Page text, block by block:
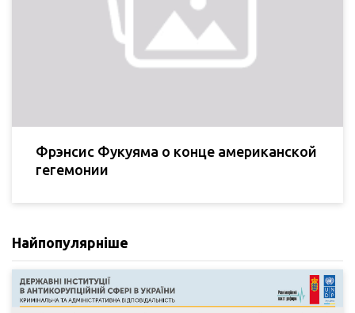
Фрэнсис Фукуяма о конце американской
гегемонии
Найпопулярніше